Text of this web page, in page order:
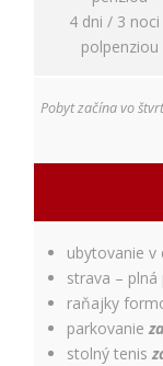
4 dni / 3 noci
polpenziou
Pobyt začína vo
ubytovanie v
strava –
raňajky
parkovanie
stolný tenis
zmiznú.
Marketing
cookies na
úspešnosti našich
reklamných
kampaní. Tieto
cookies môžu byť
nastavené aj
partnermi, ako je